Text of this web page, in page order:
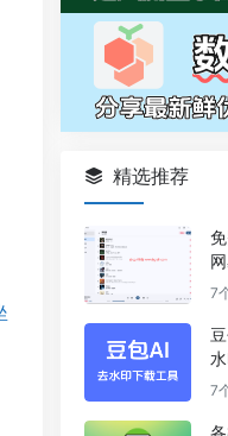
精选推荐
7
7